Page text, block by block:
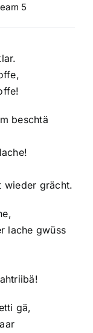
5
beschtä
wieder grächt.
lache gwüss
gä,